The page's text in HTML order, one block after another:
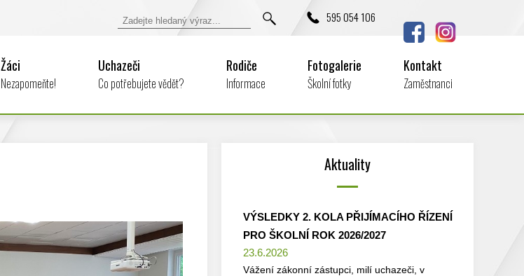
595 054 106
Žáci
Nezapomeňte!
Uchazeči
Co potřebujete vědět?
Rodiče
Informace
Fotogalerie
Školní fotky
Kontakt
Zaměstnanci
Aktuality
VÝSLEDKY 2. KOLA PŘIJÍMACÍHO ŘÍZENÍ
PRO ŠKOLNÍ ROK 2026/2027
23.6.2026
Vážení zákonní zástupci, milí uchazeči, v